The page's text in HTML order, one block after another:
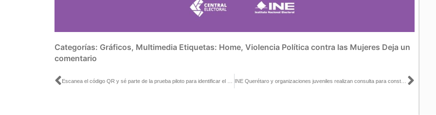
Categorías: Gráficos, Multimedia Etiquetas: Home, Violencia Política contra las Mujeres Deja un
comentario
Ant